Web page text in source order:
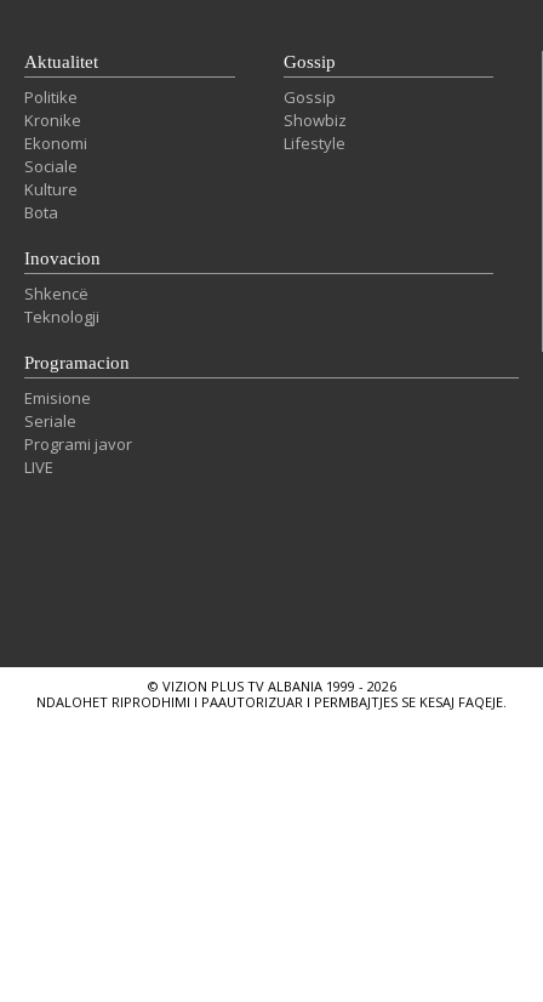
Aktualitet
Politike
Kronike
Ekonomi
Sociale
Kulture
Bota
Gossip
Gossip
Showbiz
Lifestyle
Inovacion
Shkencë
Teknologji
Programacion
Emisione
Seriale
Programi javor
LIVE
© VIZION PLUS TV ALBANIA 1999 - 2026
NDALOHET RIPRODHIMI I PAAUTORIZUAR I PERMBAJTJES SE KESAJ FAQEJE.